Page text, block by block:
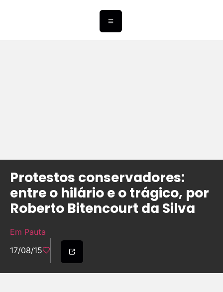
Protestos conservadores:
entre o hilário e o trágico, por
Roberto Bitencourt da Silva
Em Pauta
17/08/15